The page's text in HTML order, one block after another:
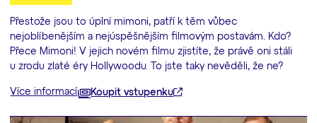
Přestože jsou to úplní mimoni, patří k těm vůbec
nejoblíbenějším a nejúspěšnějším filmovým postavám. Kdo?
Přece Mimoni! V jejich novém filmu zjistíte, že právě oni stáli
u zrodu zlaté éry Hollywoodu. To jste taky nevěděli, že ne?
Více informací Koupit vstupenku